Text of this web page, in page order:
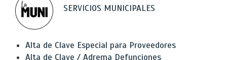
SERVICIOS MUNICIPALES
Alta de Clave Especial para Proveedores
Alta de Clave / Adrema Defunciones